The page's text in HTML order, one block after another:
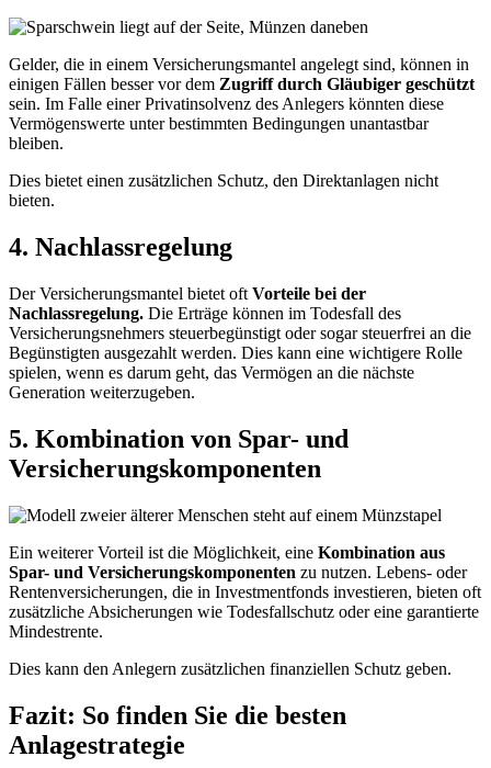
Gelder, die in einem Versicherungsmantel angelegt sind, können in
einigen Fällen besser vor dem Zugriff durch Gläubiger geschützt
sein. Im Falle einer Privatinsolvenz des Anlegers könnten diese
Vermögenswerte unter bestimmten Bedingungen unantastbar
bleiben.
Dies bietet einen zusätzlichen Schutz, den Direktanlagen nicht
bieten.
4. Nachlassregelung
Der Versicherungsmantel bietet oft Vorteile bei der
Nachlassregelung. Die Erträge können im Todesfall des
Versicherungsnehmers steuerbegünstigt oder sogar steuerfrei an die
Begünstigten ausgezahlt werden. Dies kann eine wichtigere Rolle
spielen, wenn es darum geht, das Vermögen an die nächste
Generation weiterzugeben.
5. Kombination von Spar- und
Versicherungskomponenten
Ein weiterer Vorteil ist die Möglichkeit, eine Kombination aus
Spar- und Versicherungskomponenten zu nutzen. Lebens- oder
Rentenversicherungen, die in Investmentfonds investieren, bieten oft
zusätzliche Absicherungen wie Todesfallschutz oder eine garantierte
Mindestrente.
Dies kann den Anlegern zusätzlichen finanziellen Schutz geben.
Fazit: So finden Sie die besten
Anlagestrategie